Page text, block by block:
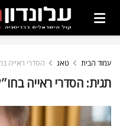
עמוד הבית טאג הסדרי ראייה
תגית: הסדרי ראייה